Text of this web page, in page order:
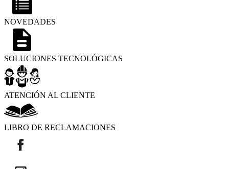
NOVEDADES
SOLUCIONES TECNOLÓGICAS
ATENCIÓN AL CLIENTE
LIBRO DE RECLAMACIONES